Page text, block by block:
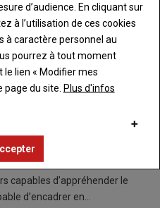
: porte-ouverte le
capables d’appréhender le
d’encadrer en…
d’audience. En cliquant sur
à l’utilisation de ces cookies
à caractère personnel au
pourrez à tout moment
le lien « Modifier mes
du site. Plus d'infos